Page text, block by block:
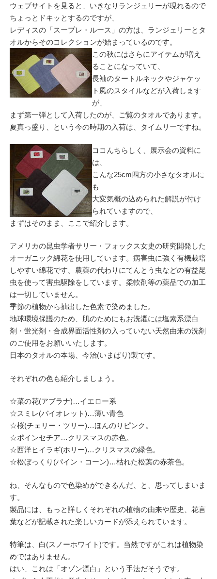
ウェブサイトを見ると、いきなりランジェリーが現れるので
ちょっとドキッとするのですが、
レディスの「スープレ・ルース」の方は、ランジェリーとタ
オルからそのコレクションが始まっているのです。
この秋にはさらにアイテムが増え
ることになっていて、
長袖のタートルネックやジャケッ
ト風のスタイルなどが入荷します
が、
まず第一弾として入荷したのが、ご覧のタオルであります。
夏真っ盛り、という今の時期の入荷は、タイムリーですね。
ココんちらしく、展示会の資料に
は、
こんな25cm四方の小さなタオルに
も
大変気概の込められた解説が付け
られていますので、
まずはそのまま、ここで紹介します。
アメリカの昆虫学者サリー・フォックス女史の研究開発した
オーガニック綿花を使用しています。病害虫に強く有機栽培
しやすい綿花です。農薬の代わりにてんとう虫などの有益昆
虫を使って害虫駆除をしています。柔軟剤等の薬品での加工
は一切していません。
季節の植物から抽出した色素で染めました。
地球環境保護のため、肌のためにもお洗濯には塩素系漂白
剤・蛍光剤・合成界面活性剤の入っていない天然由来の洗剤
のご使用をお願いいたします。
日本のタオルの本場、今治(いまばり)製です。
それぞれの色も紹介しましょう。
☆菜の花(アブラナ)…イエロー系
☆スミレ(バイオレット)…薄い青色
☆桜(チェリー・ツリー)…ほんのりピンク。
☆ポインセチア…クリスマスの赤色。
☆西洋ヒイラギ(ホリー)…クリスマスの緑色。
☆松ぼっくり(パイン・コーン)…枯れた松葉の赤茶色。
ね、そんなもので色染めができるんだ、と、思ってしまいま
す。
製品には、もっと詳しくそれぞれの植物の由来や歴史、花言
葉などが記載された楽しいカードが添えられています。
特筆は、白(スノーホワイト)です。当然ですがこれは植物染
めではありません。
はい、これは「オゾン漂白」という手法だそうです。